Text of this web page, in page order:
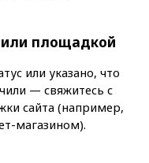
площадкой
или указано, что
— свяжитесь с
сайта (например,
магазином).